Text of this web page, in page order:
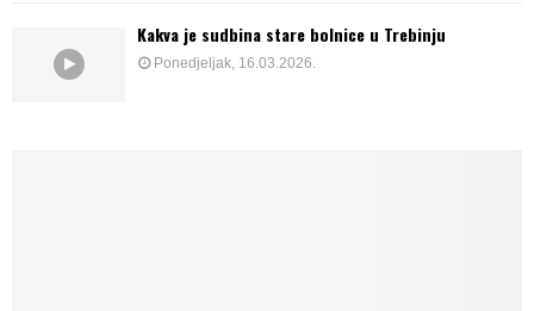
Kakva je sudbina stare bolnice u Trebinju
Ponedjeljak, 16.03.2026.